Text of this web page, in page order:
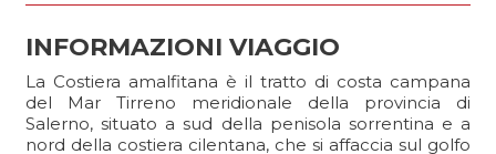
INFORMAZIONI VIAGGIO
La Costiera amalfitana è il tratto di costa campana
del Mar Tirreno meridionale della provincia di
Salerno, situato a sud della penisola sorrentina e a
nord della costiera cilentana, che si affaccia sul golfo